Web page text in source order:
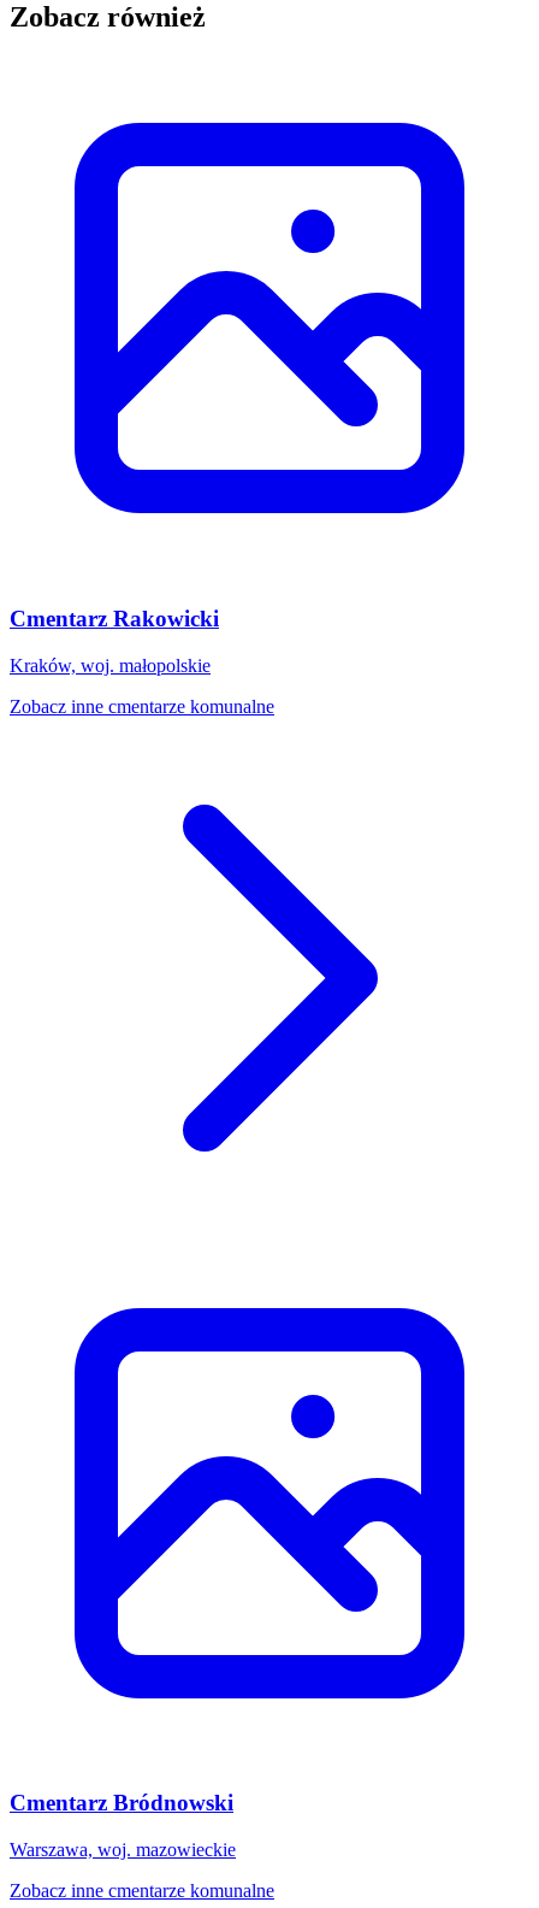
Zobacz również
Cmentarz Rakowicki
Kraków, woj. małopolskie
Zobacz inne cmentarze komunalne
Cmentarz Bródnowski
Warszawa, woj. mazowieckie
Zobacz inne cmentarze komunalne